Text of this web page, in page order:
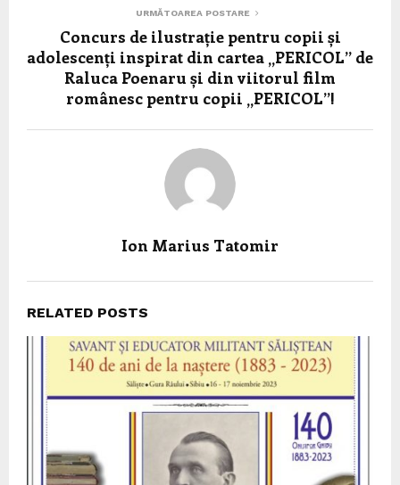
URMĂTOAREA POSTARE
Concurs de ilustrație pentru copii și
adolescenți inspirat din cartea „PERICOL” de
Raluca Poenaru și din viitorul film
românesc pentru copii „PERICOL”!
Ion Marius Tatomir
RELATED POSTS